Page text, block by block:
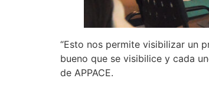
“Esto nos permite visibilizar un
bueno que se visibilice y cada
de APPACE.